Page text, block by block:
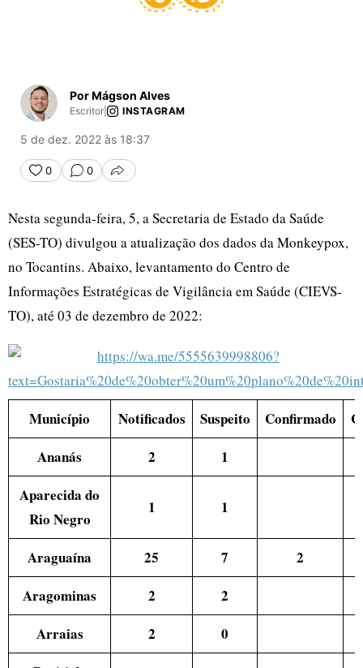
Por Mágson Alves
Escritor INSTAGRAM
5 de dez. 2022 às 18:37
0 0 COMPARTILHAR
Nesta segunda-feira, 5, a Secretaria de Estado da Saúde
(SES-TO) divulgou a atualização dos dados da Monkeypox,
no Tocantins. Abaixo, levantamento do Centro de
Informações Estratégicas de Vigilância em Saúde (CIEVS-
TO), até 03 de dezembro de 2022:
Município Notificados Suspeito Confirmado
Ananás
2
1
Aparecida do
Rio Negro
1 1
Araguaína 25 7 2
Aragominas
2
2
Arraias
2
0